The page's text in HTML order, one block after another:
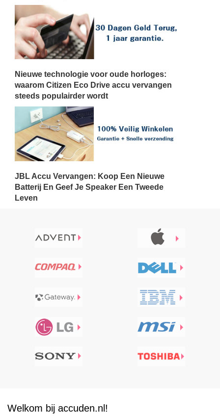
Nieuwe technologie voor oude horloges:
waarom Citizen Eco Drive accu vervangen
steeds populairder wordt
JBL Accu Vervangen: Koop Een Nieuwe
Batterij En Geef Je Speaker Een Tweede
Leven
Welkom bij accuden.nl!